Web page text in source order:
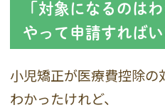
「対象になるのは
やって申請すればい
小児矯正が医療費控除
わかったけれど、